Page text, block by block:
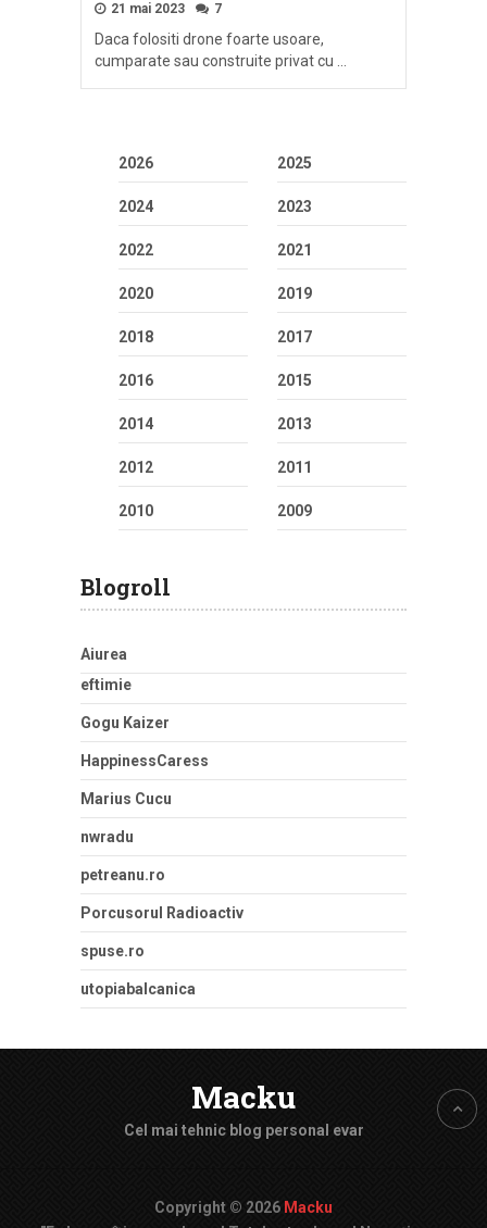
21 mai 2023 7
Daca folositi drone foarte usoare,
cumparate sau construite privat cu …
2026 2025
2024 2023
2022 2021
2020 2019
2018 2017
2016 2015
2014 2013
2012 2011
2010 2009
Blogroll
Aiurea
eftimie
Gogu Kaizer
HappinessCaress
Marius Cucu
nwradu
petreanu.ro
Porcusorul Radioactiv
spuse.ro
utopiabalcanica
Macku
Cel mai tehnic blog personal evar
Copyright © 2026 Macku